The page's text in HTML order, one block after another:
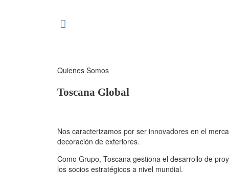
Quienes Somos
Toscana Global
Nos caracterizamos por ser innovadores en el
decoración de exteriores.
Como Grupo, Toscana gestiona el desarrollo de
los socios estratégicos a nivel mundial.